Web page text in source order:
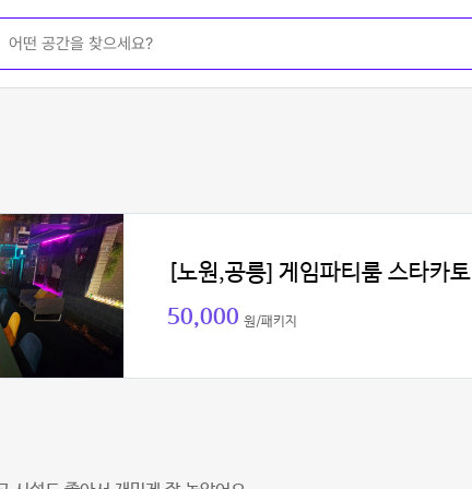
[노원,공릉] 게임파티룸 스타카토
50,000 원/패키지